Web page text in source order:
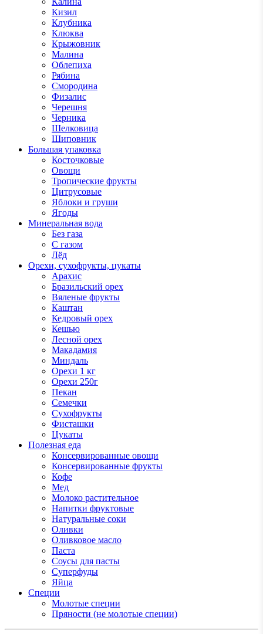
Кизил
Клубника
Клюква
Крыжовник
Малина
Облепиха
Рябина
Смородина
Физалис
Черешня
Черника
Шелковица
Шиповник
Большая упаковка
Косточковые
Овощи
Тропические фрукты
Цитрусовые
Яблоки и груши
Ягоды
Минеральная вода
Без газа
С газом
Лёд
Орехи, сухофрукты, цукаты
Арахис
Бразильский орех
Вяленые фрукты
Каштан
Кедровый орех
Кешью
Лесной орех
Макадамия
Миндаль
Орехи 1 кг
Орехи 250г
Пекан
Семечки
Сухофрукты
Фисташки
Цукаты
Полезная еда
Консервированные овощи
Консервированные фрукты
Кофе
Мед
Молоко растительное
Напитки фруктовые
Натуральные соки
Оливки
Оливковое масло
Паста
Соусы для пасты
Суперфуды
Яйца
Специи
Молотые специи
Пряности (не молотые специи)